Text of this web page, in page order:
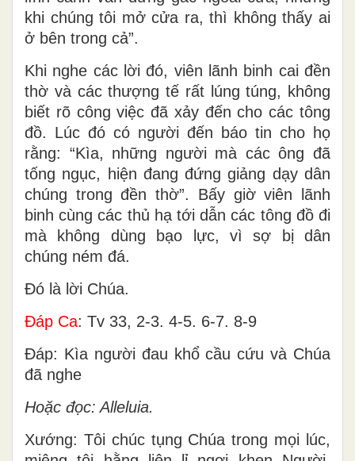
khi chúng tôi mở cửa ra, thì không thấy ai
ở bên trong cả”.
Khi nghe các lời đó, viên lãnh binh cai đền
thờ và các thượng tế rất lúng túng, không
biết rõ công việc đã xảy đến cho các tông
đồ. Lúc đó có người đến báo tin cho họ
rằng: “Kìa, những người mà các ông đã
tống ngục, hiện đang đứng giảng dạy dân
chúng trong đền thờ”. Bấy giờ viên lãnh
binh cùng các thủ hạ tới dẫn các tông đồ đi
mà không dùng bạo lực, vì sợ bị dân
chúng ném đá.
Ðó là lời Chúa.
Ðáp Ca: Tv 33, 2-3. 4-5. 6-7. 8-9
Ðáp: Kìa người đau khổ cầu cứu và Chúa
đã nghe
Hoặc đọc: Alleluia.
Xướng: Tôi chúc tụng Chúa trong mọi lúc,